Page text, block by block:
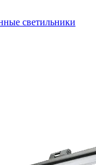
светильники